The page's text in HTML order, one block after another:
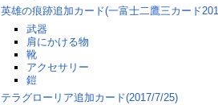
英雄の痕跡追加カード(一富士二鷹三カード
武器
肩にかける物
靴
アクセサリー
鎧
テラグローリア追加カード(2017/7/25)